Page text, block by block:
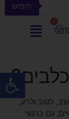
פתח
חיפוש
0
לטוב ולרע,
גם ברגעי